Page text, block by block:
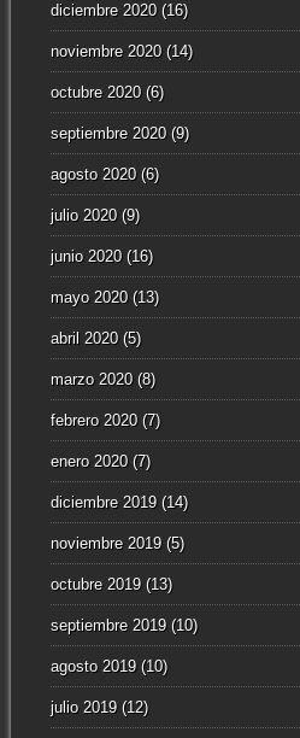
diciembre 2020(16)
noviembre 2020(14)
octubre 2020(6)
septiembre 2020(9)
agosto 2020(6)
julio 2020(9)
junio 2020(16)
mayo 2020(13)
abril 2020(5)
marzo 2020(8)
febrero 2020(7)
enero 2020(7)
diciembre 2019(14)
noviembre 2019(5)
octubre 2019(13)
septiembre 2019(10)
agosto 2019(10)
julio 2019(12)